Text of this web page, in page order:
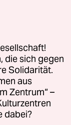
die sich gegen
Solidarität.
aus
Zentrum“ –
dabei?